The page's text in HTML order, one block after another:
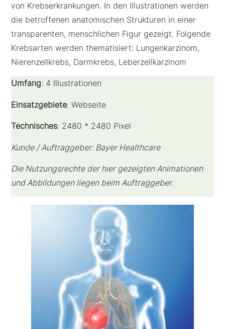
von Krebserkrankungen. In den Illustrationen werden
die betroffenen anatomischen Strukturen in einer
transparenten, menschlichen Figur gezeigt. Folgende
Krebsarten werden thematisiert: Lungenkarzinom,
Nierenzellkrebs, Darmkrebs, Leberzellkarzinom
Umfang: 4 Illustrationen
Einsatzgebiete: Webseite
Technisches: 2480 * 2480 Pixel
Kunde / Auftraggeber: Bayer Healthcare
Die Nutzungsrechte der hier gezeigten Animationen
und Abbildungen liegen beim Auftraggeber.